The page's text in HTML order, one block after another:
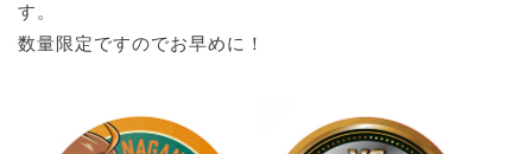
す。
数量限定ですのでお早めに！